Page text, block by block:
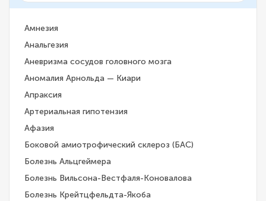
Амнезия
Анальгезия
Аневризма сосудов головного мозга
Аномалия Арнольда — Киари
Апраксия
Артериальная гипотензия
Афазия
Боковой амиотрофический склероз (БАС)
Болезнь Альцгеймера
Болезнь Вильсона-Вестфаля-Коновалова
Болезнь Крейтцфельдта-Якоба